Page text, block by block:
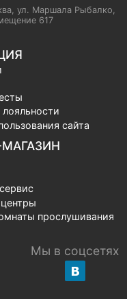
ул. Маршала Рыбалко,
617
сайта
прослушивания
Мы в соцсетях